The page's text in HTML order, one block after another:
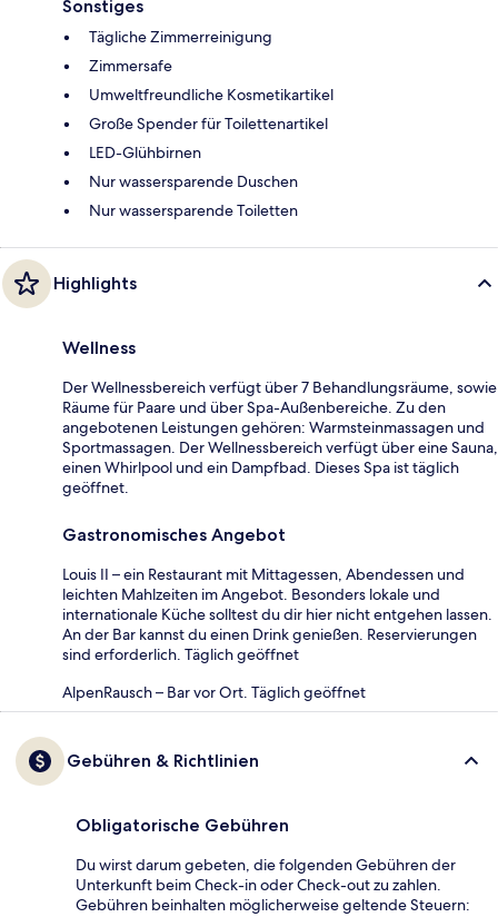
Sonstiges
Tägliche Zimmerreinigung
Zimmersafe
Umweltfreundliche Kosmetikartikel
Große Spender für Toilettenartikel
LED-Glühbirnen
Nur wassersparende Duschen
Nur wassersparende Toiletten
Highlights
Wellness
Der Wellnessbereich verfügt über 7 Behandlungsräume, sowie
Räume für Paare und über Spa-Außenbereiche. Zu den
angebotenen Leistungen gehören: Warmsteinmassagen und
Sportmassagen. Der Wellnessbereich verfügt über eine Sauna,
einen Whirlpool und ein Dampfbad. Dieses Spa ist täglich
geöffnet.
Gastronomisches Angebot
Louis II – ein Restaurant mit Mittagessen, Abendessen und
leichten Mahlzeiten im Angebot. Besonders lokale und
internationale Küche solltest du dir hier nicht entgehen lassen.
An der Bar kannst du einen Drink genießen. Reservierungen
sind erforderlich. Täglich geöffnet
AlpenRausch – Bar vor Ort. Täglich geöffnet
Gebühren & Richtlinien
Obligatorische Gebühren
Du wirst darum gebeten, die folgenden Gebühren der
Unterkunft beim Check-in oder Check-out zu zahlen.
Gebühren beinhalten möglicherweise geltende Steuern: